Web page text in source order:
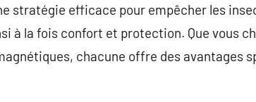
stratégie efficace pour empêcher les
à la fois confort et protection. Que vous
chacune offre des avantages